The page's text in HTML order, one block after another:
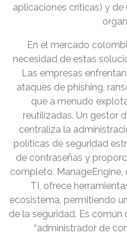
aplicaciones críticas) y
En el mercado
necesidad de estas
Las empresas
ataques de phishing,
que a menudo
reutilizadas. Un gestor
centraliza la
políticas de seguridad
de contraseñas y
completo.
TI, ofrece
ecosistema, permitiendo
de la seguridad. Es común
“administrador de